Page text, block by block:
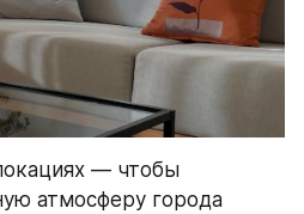
— чтобы
атмосферу города